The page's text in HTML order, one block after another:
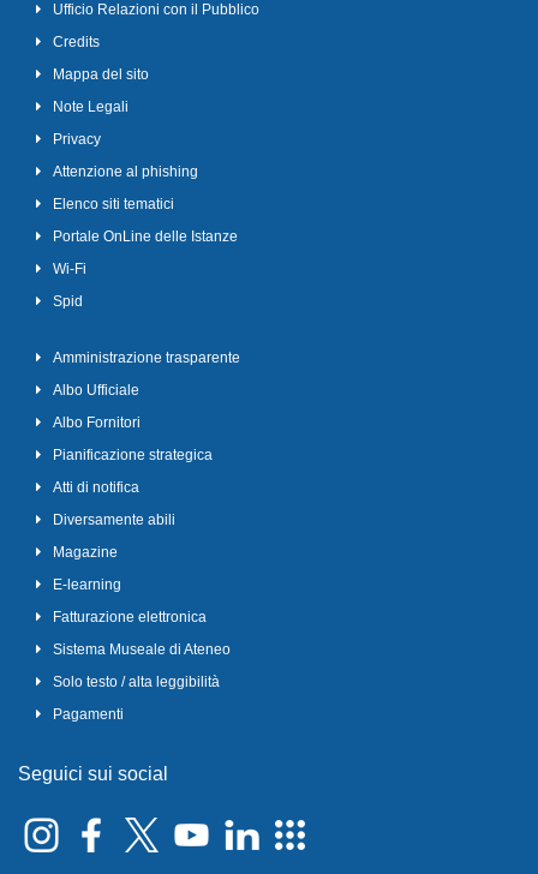
Ufficio Relazioni con il Pubblico
Credits
Mappa del sito
Note Legali
Privacy
Attenzione al phishing
Elenco siti tematici
Portale OnLine delle Istanze
Wi-Fi
Spid
Amministrazione trasparente
Albo Ufficiale
Albo Fornitori
Pianificazione strategica
Atti di notifica
Diversamente abili
Magazine
E-learning
Fatturazione elettronica
Sistema Museale di Ateneo
Solo testo / alta leggibilità
Pagamenti
Seguici sui social